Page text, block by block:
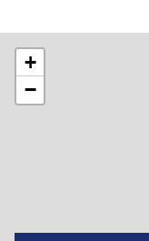
+
−